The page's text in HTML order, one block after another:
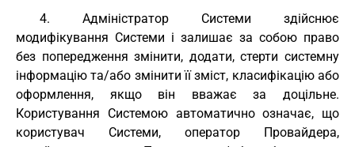
4. Адміністратор Системи здійснює
модифікування Системи і залишає за собою право
без попередження змінити, додати, стерти системну
інформацію та/або змінити її зміст, класифікацію або
оформлення, якщо він вважає за доцільне.
Користування Системою автоматично означає, що
користувач Системи, оператор Провайдера,